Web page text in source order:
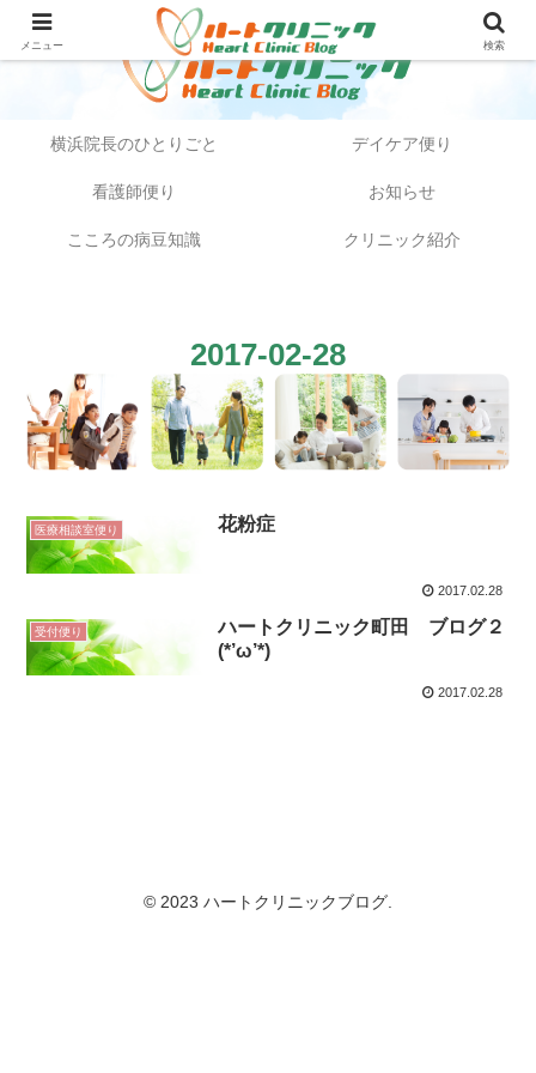
横浜院長のひとりごと デイケア便り
看護師便り お知らせ
こころの病豆知識 クリニック紹介
2017-02-28
医療相談室便り 花粉症
2017.02.28
受付便り
ハートクリニック町田 ブログ２
(*’ω’*)
2017.02.28
© 2023 ハートクリニックブログ.
メニュー 検索